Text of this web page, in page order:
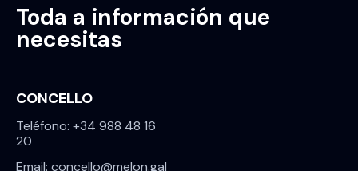
Toda a información que
necesitas
CONCELLO
Teléfono: +34 988 48 16
20
Email: concello@melon.gal